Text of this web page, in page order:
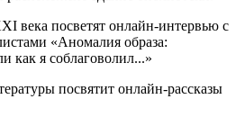
века посветят онлайн-интервью с
«Аномалия образа:
как я соблаговолил...»
посвятит онлайн-рассказы